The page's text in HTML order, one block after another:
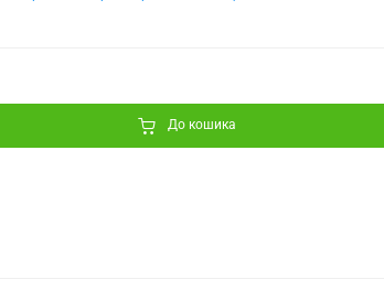
До кошика